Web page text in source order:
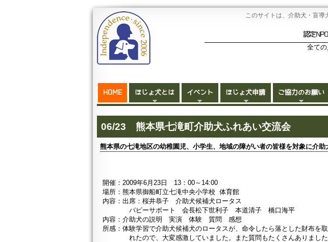
このサイトは、介助犬・盲導
認定
全て
HOME ほじょ犬とは イベント ほじょ犬申請 ご協力のお願い
06/23 熊本県七滝町介助犬ふれあい交流会
熊本県の七滝地区の幼稚園児、小学生、地域の障がい者の皆様を対象に介助
開催：2009年6月23日 13：00～14:00
場所：熊本県御船町立七滝中央小学校 体育館
内容：出席：桜井恭子 介助犬候補犬ロータス
パピーサポート 会長松下世利子 本道清子 橋口海平
内容：介助犬の説明 実演 体験 質問 感想
所感：体験学習で介助犬候補犬のロータスが、命令したら落とした財布を
れたので、大変感激していました。また質問もたくさんありました